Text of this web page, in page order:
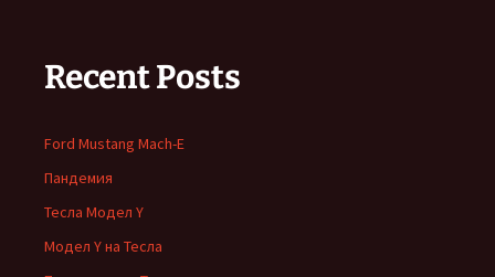
Recent Posts
Ford Mustang Mach-E
Пандемия
Тесла Модел Y
Модел Y на Тесла